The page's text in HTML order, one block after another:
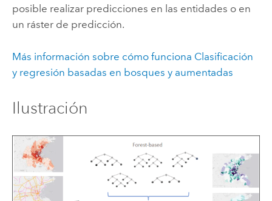
posible realizar predicciones en las entidades o en
un ráster de predicción.
Más información sobre cómo funciona Clasificación
y regresión basadas en bosques y aumentadas
Ilustración